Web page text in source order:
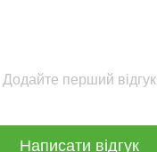
Додайте перший відгук
Написати відгук